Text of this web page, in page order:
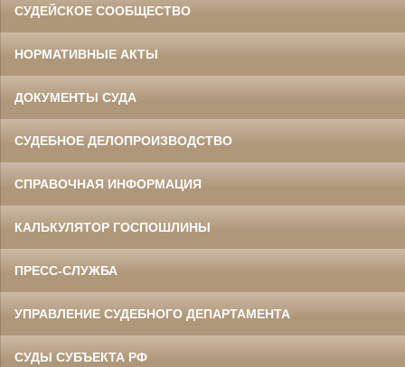
СУДЕЙСКОЕ СООБЩЕСТВО
НОРМАТИВНЫЕ АКТЫ
ДОКУМЕНТЫ СУДА
СУДЕБНОЕ ДЕЛОПРОИЗВОДСТВО
СПРАВОЧНАЯ ИНФОРМАЦИЯ
КАЛЬКУЛЯТОР ГОСПОШЛИНЫ
ПРЕСС-СЛУЖБА
УПРАВЛЕНИЕ СУДЕБНОГО ДЕПАРТАМЕНТА
СУДЫ СУБЪЕКТА РФ